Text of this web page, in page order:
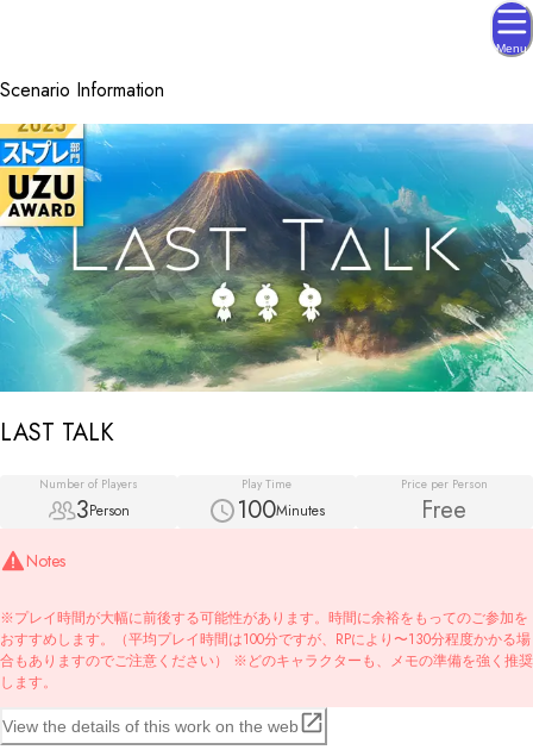
Menu
Scenario Information
LAST TALK
Number of Players
3Person
Play Time
100Minutes
Price per Person
Free
Notes
※プレイ時間が大幅に前後する可能性があります。時間に余裕をもってのご参加を
おすすめします。（平均プレイ時間は100分ですが、RPにより〜130分程度かかる場
合もありますのでご注意ください） ※どのキャラクターも、メモの準備を強く推奨
します。
View the details of this work on the web